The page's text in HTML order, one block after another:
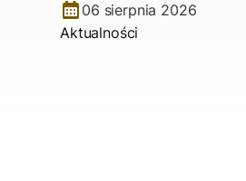
06 sierpnia 2026
Aktualności